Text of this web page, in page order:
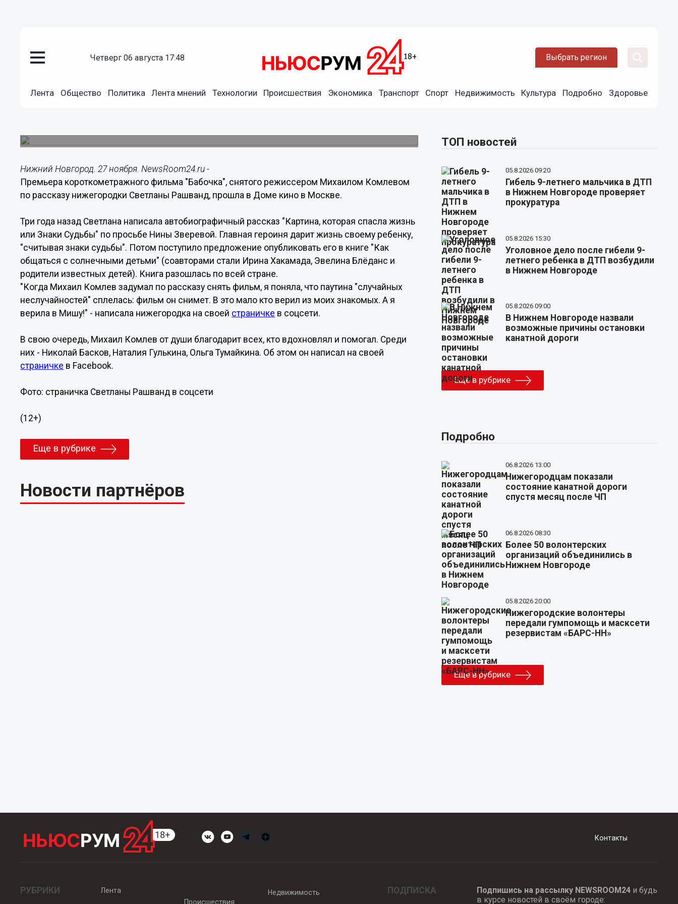
четверг 06 августа 17:48 Выбрать регион
Лента Общество Политика Лента мнений Технологии Происшествия Экономика Транспорт Спорт Недвижимость Культура Подробно Здоровье
В Москве показали фильм, снятый по рассказу
Нижний Новгород. 27 ноября. NewsRoom24.ru -
Премьера короткометражного фильма "Бабочка", снятого режиссером Михаилом Комлевом
по рассказу нижегородки Светланы Рашванд, прошла в Доме кино в Москве.
Три года назад Светлана написала автобиографичный рассказ "Картина, которая спасла жизнь
или Знаки Судьбы" по просьбе Нины Зверевой. Главная героиня дарит жизнь своему ребенку,
"считывая знаки судьбы". Потом поступило предложение опубликовать его в книге "Как
общаться с солнечными детьми" (соавторами стали Ирина Хакамада, Эвелина Блёданс и
родители известных детей). Книга разошлась по всей стране.
"Когда Михаил Комлев задумал по рассказу снять фильм, я поняла, что паутина "случайных
неслучайностей" сплелась: фильм он снимет. В это мало кто верил из моих знакомых. А я
верила в Мишу!" - написала нижегородка на своей страничке в соцсети.
В свою очередь, Михаил Комлев от души благодарит всех, кто вдохновлял и помогал. Среди
них - Николай Басков, Наталия Гулькина, Ольга Тумайкина. Об этом он написал на своей
страничке в Facebook.
Фото: страничка Светланы Рашванд в соцсети
(12+)
Еще в рубрике
Новости партнёров
ТОП новостей
05.8.2026 09:20
Гибель 9-летнего мальчика в ДТП
в Нижнем Новгороде проверяет
прокуратура
05.8.2026 15:30
Уголовное дело после гибели 9-
летнего ребенка в ДТП возбудили
в Нижнем Новгороде
05.8.2026 09:00
В Нижнем Новгороде назвали
возможные причины остановки
канатной дороги
Еще в рубрике
Подробно
06.8.2026 13:00
Нижегородцам показали
состояние канатной дороги
спустя месяц после ЧП
06.8.2026 08:30
Более 50 волонтерских
организаций объединились в
Нижнем Новгороде
05.8.2026 20:00
Нижегородские волонтеры
передали гумпомощь и масксети
резервистам «БАРС-НН»
Еще в рубрике
Контакты
РУБРИКИ
Лента
Происшествия
Недвижимость ПОДПИСКА Подпишись на рассылку NEWSROOM24и будь
в курсе новостей в своём городе: